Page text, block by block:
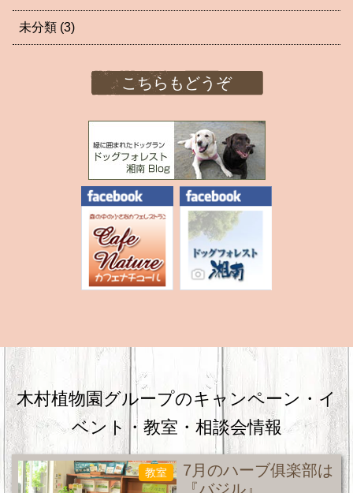
未分類 (3)
こちらもどうぞ
木村植物園グループのキャンペーン・ イ
ベント・教室・相談会情報
教室
7月のハーブ俱楽部は
『バジル』